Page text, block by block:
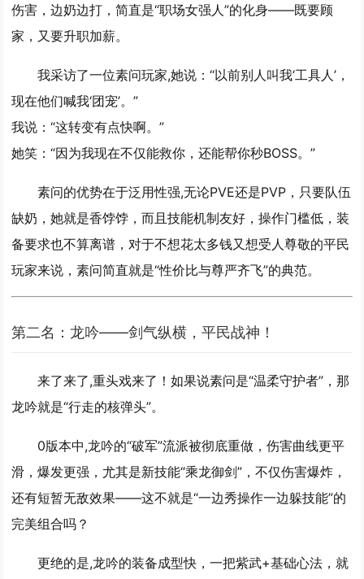
伤害，边奶边打，简直是“职场女强人”的化身——既要顾
家，又要升职加薪。
我采访了一位素问玩家,她说：“以前别人叫我‘工具人’，
现在他们喊我‘团宠’。”
我说：“这转变有点快啊。”
她笑：“因为我现在不仅能救你，还能帮你秒BOSS。”
素问的优势在于泛用性强,无论PVE还是PVP，只要队伍
缺奶，她就是香饽饽，而且技能机制友好，操作门槛低，装
备要求也不算离谱，对于不想花太多钱又想受人尊敬的平民
玩家来说，素问简直就是“性价比与尊严齐飞”的典范。
第二名：龙吟——剑气纵横，平民战神！
来了来了,重头戏来了！如果说素问是“温柔守护者”，那
龙吟就是“行走的核弹头”。
0版本中,龙吟的“破军”流派被彻底重做，伤害曲线更平
滑，爆发更强，尤其是新技能“乘龙御剑”，不仅伤害爆炸，
还有短暂无敌效果——这不就是“一边秀操作一边躲技能”的
完美组合吗？
更绝的是,龙吟的装备成型快，一把紫武+基础心法，就